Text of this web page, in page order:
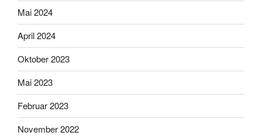
Mai 2024
April 2024
Oktober 2023
Mai 2023
Februar 2023
November 2022